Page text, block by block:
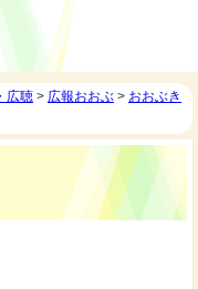
広聴 > 広報おおぶ > おおぶき